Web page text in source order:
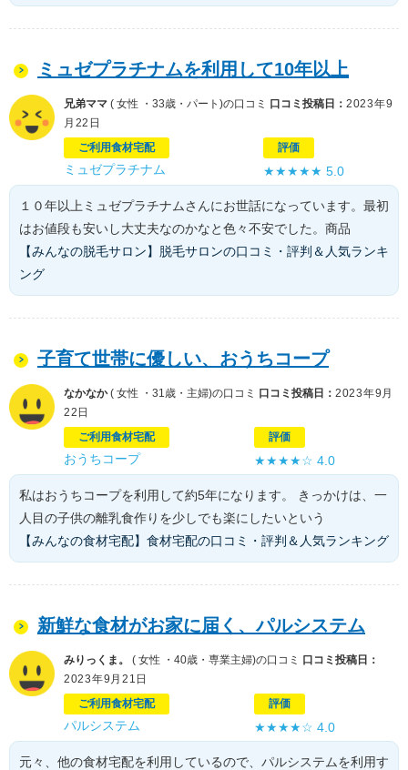
ミュゼプラチナムを利用して10年以上
兄弟ママ ( 女性 ・33歳・パート)の口コミ 口コミ投稿日： 2023年9
月22日
ご利用食材宅配
ミュゼプラチナム
評価
★★★★★5.0
１０年以上ミュゼプラチナムさんにお世話になっています。最初
はお値段も安いし大丈夫なのかなと色々不安でした。商品
【みんなの脱毛サロン】脱毛サロンの口コミ・評判＆人気ランキ
ング
子育て世帯に優しい、おうちコープ
なかなか( 女性 ・31歳・主婦)の口コミ 口コミ投稿日： 2023年9月
22日
ご利用食材宅配
おうちコープ
評価
★★★★☆ 4.0
私はおうちコープを利用して約5年になります。 きっかけは、一
人目の子供の離乳食作りを少しでも楽にしたいという
【みんなの食材宅配】食材宅配の口コミ・評判＆人気ランキング
新鮮な食材がお家に届く、パルシステム
みりっくま。 ( 女性 ・40歳・専業主婦)の口コミ
口コミ投稿日：
2023年9月21日
ご利用食材宅配
パルシステム
評価
★★★★☆ 4.0
元々、他の食材宅配を利用しているので、パルシステムを利用す